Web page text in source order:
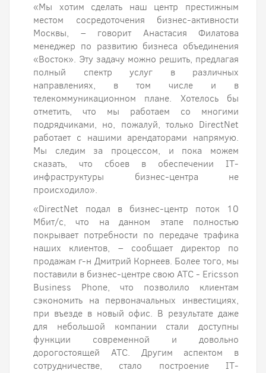
«Мы хотим сделать наш центр престижным
местом сосредоточения бизнес-активности
Москвы, – говорит Анастасия Филатова
менеджер по развитию бизнеса объединения
«Восток». Эту задачу можно решить, предлагая
полный спектр услуг в различных
направлениях, в том числе и в
телекоммуникационном плане. Хотелось бы
отметить, что мы работаем со многими
подрядчиками, но, пожалуй, только DirectNet
работает с нашими арендаторами напрямую.
Мы следим за процессом, и пока можем
сказать, что сбоев в обеспечении IT-
инфраструктуры бизнес-центра не
происходило».
«DirectNet подал в бизнес-центр поток 10
Мбит/с, что на данном этапе полностью
покрывает потребности по передаче трафика
наших клиентов, – сообщает директор по
продажам г-н Дмитрий Корнеев. Более того, мы
поставили в бизнес-центре свою АТС - Ericsson
Business Phone, что позволило клиентам
сэкономить на первоначальных инвестициях,
при въезде в новый офис. В результате даже
для небольшой компании стали доступны
функции современной и довольно
дорогостоящей АТС. Другим аспектом в
сотрудничестве, стало построение IT-